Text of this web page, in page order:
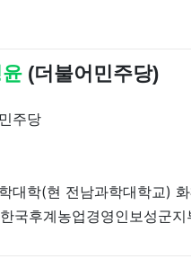
(더불어민주당)
주당
대학(현 전남과학대학교)
국후계농업경영인보성군지